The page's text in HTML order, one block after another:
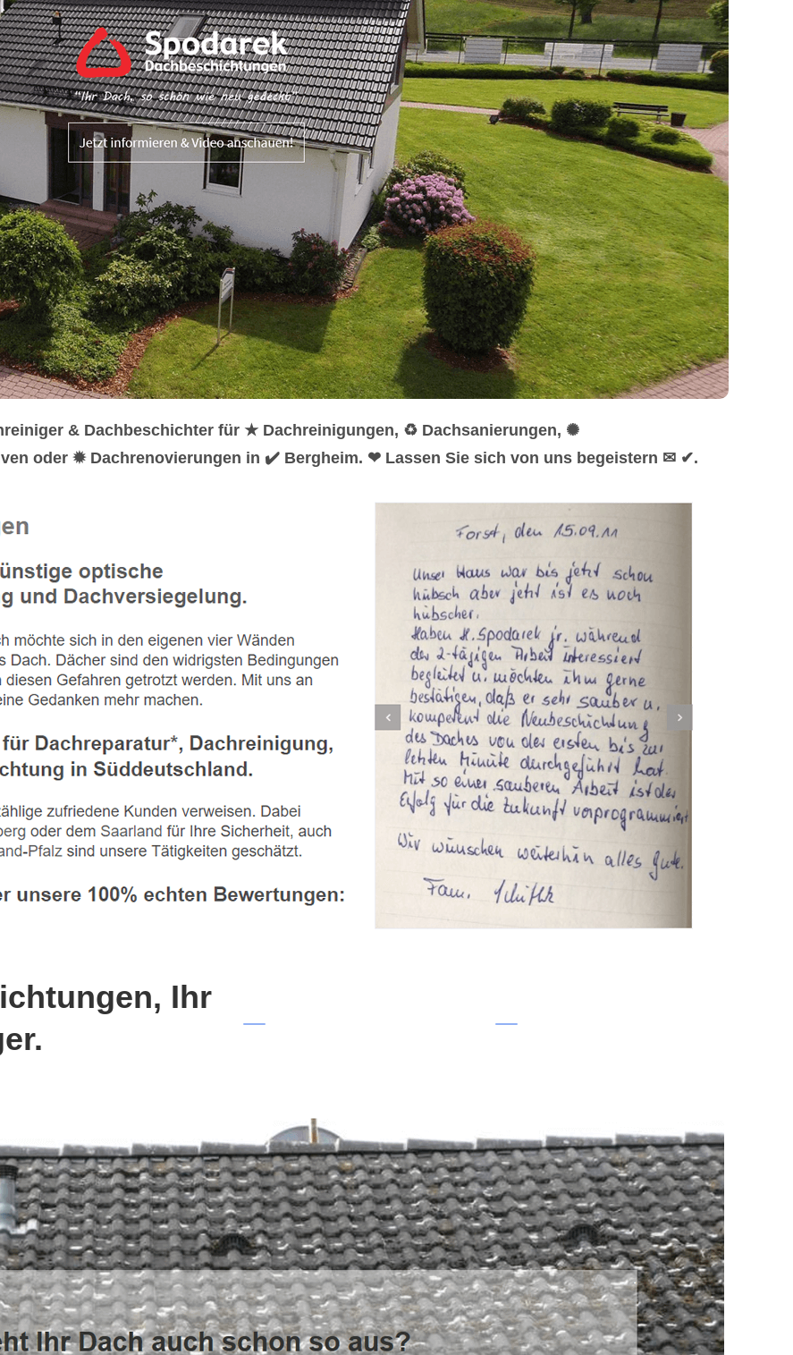
& Dachbeschichter für ★ Dachreinigungen, ♻ Dachsanierungen, ✺
oder ✹ Dachrenovierungen in ✔️ Bergheim. ❤ Lassen Sie sich von uns begeistern ✉ ✔.
Ihr